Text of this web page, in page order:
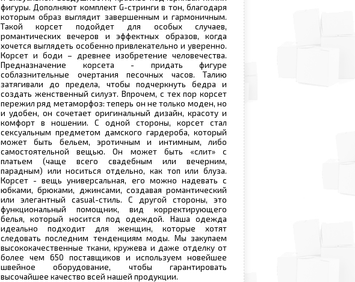
фигуры. Дополняют комплект G-стринги в тон, благодаря
которым образ выглядит завершенным и гармоничным.
Такой корсет подойдет для особых случаев,
романтических вечеров и эффектных образов, когда
хочется выглядеть особенно привлекательно и уверенно.
Корсет и боди – древнее изобретение человечества.
Предназначение корсета - придать фигуре
соблазнительные очертания песочных часов. Талию
затягивали до предела, чтобы подчеркнуть бедра и
создать женственный силуэт. Впрочем, с тех пор корсет
пережил ряд метаморфоз: теперь он не только моден, но
и удобен, он сочетает оригинальный дизайн, красоту и
комфорт в ношении. С одной стороны, корсет стал
сексуальным предметом дамского гардероба, который
может быть бельем, эротичным и интимным, либо
самостоятельной вещью. Он может быть «слит» с
платьем (чаще всего свадебным или вечерним,
парадным) или носиться отдельно, как топ или блуза.
Корсет - вещь универсальная, его можно надевать с
юбками, брюками, джинсами, создавая романтический
или элегантный casual-стиль. С другой стороны, это
функциональный помощник, вид корректирующего
белья, который носится под одеждой. Наша одежда
идеально подходит для женщин, которые хотят
следовать последним тенденциям моды. Мы закупаем
высококачественные ткани, кружева и даже отделку от
более чем 650 поставщиков и используем новейшее
швейное оборудование, чтобы гарантировать
высочайшее качество всей нашей продукции.